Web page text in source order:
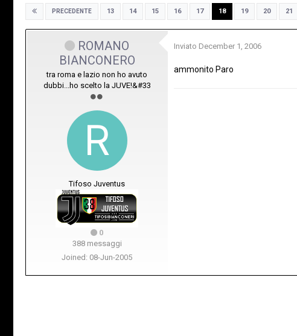
PRECEDENTE 13 14 15 16 17 18 19 20 21
ROMANO
BIANCONERO
tra roma e lazio non ho avuto
dubbi...ho scelto la JUVE!&#33
Tifoso Juventus
0
388 messaggi
Joined: 08-Jun-2005
Inviato December 1, 2006
ammonito Paro